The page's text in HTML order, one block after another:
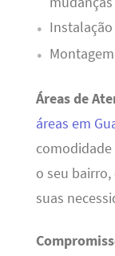
Áreas de
áreas em
comodidade
o seu
suas